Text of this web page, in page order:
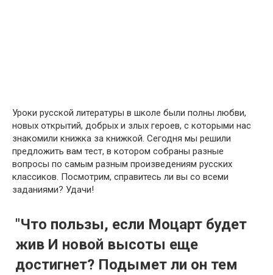
Уроки русской литературы в школе были полны любви,
новых открытий, добрых и злых героев, с которыми нас
знакомили книжка за книжкой. Сегодня мы решили
предложить вам тест, в котором собраны разные
вопросы по самым разным произведениям русских
классиков. Посмотрим, справитесь ли вы со всеми
заданиями? Удачи!
"Что пользы, если Моцарт будет
жив И новой высоты еще
достигнет? Подымет ли он тем